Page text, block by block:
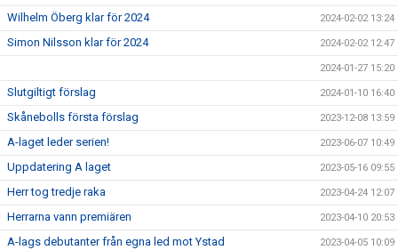
Wilhelm Öberg klar för 2024 2024-02-02 13:24
Simon Nilsson klar för 2024 2024-02-02 12:47
2024-01-27 15:20
Slutgiltigt förslag 2024-01-10 16:40
Skånebolls första förslag 2023-12-08 13:59
A-laget leder serien! 2023-06-07 10:49
Uppdatering A laget 2023-05-16 09:55
Herr tog tredje raka 2023-04-24 12:07
Herrarna vann premiären 2023-04-10 20:53
A-lags debutanter från egna led mot Ystad 2023-04-05 10:09